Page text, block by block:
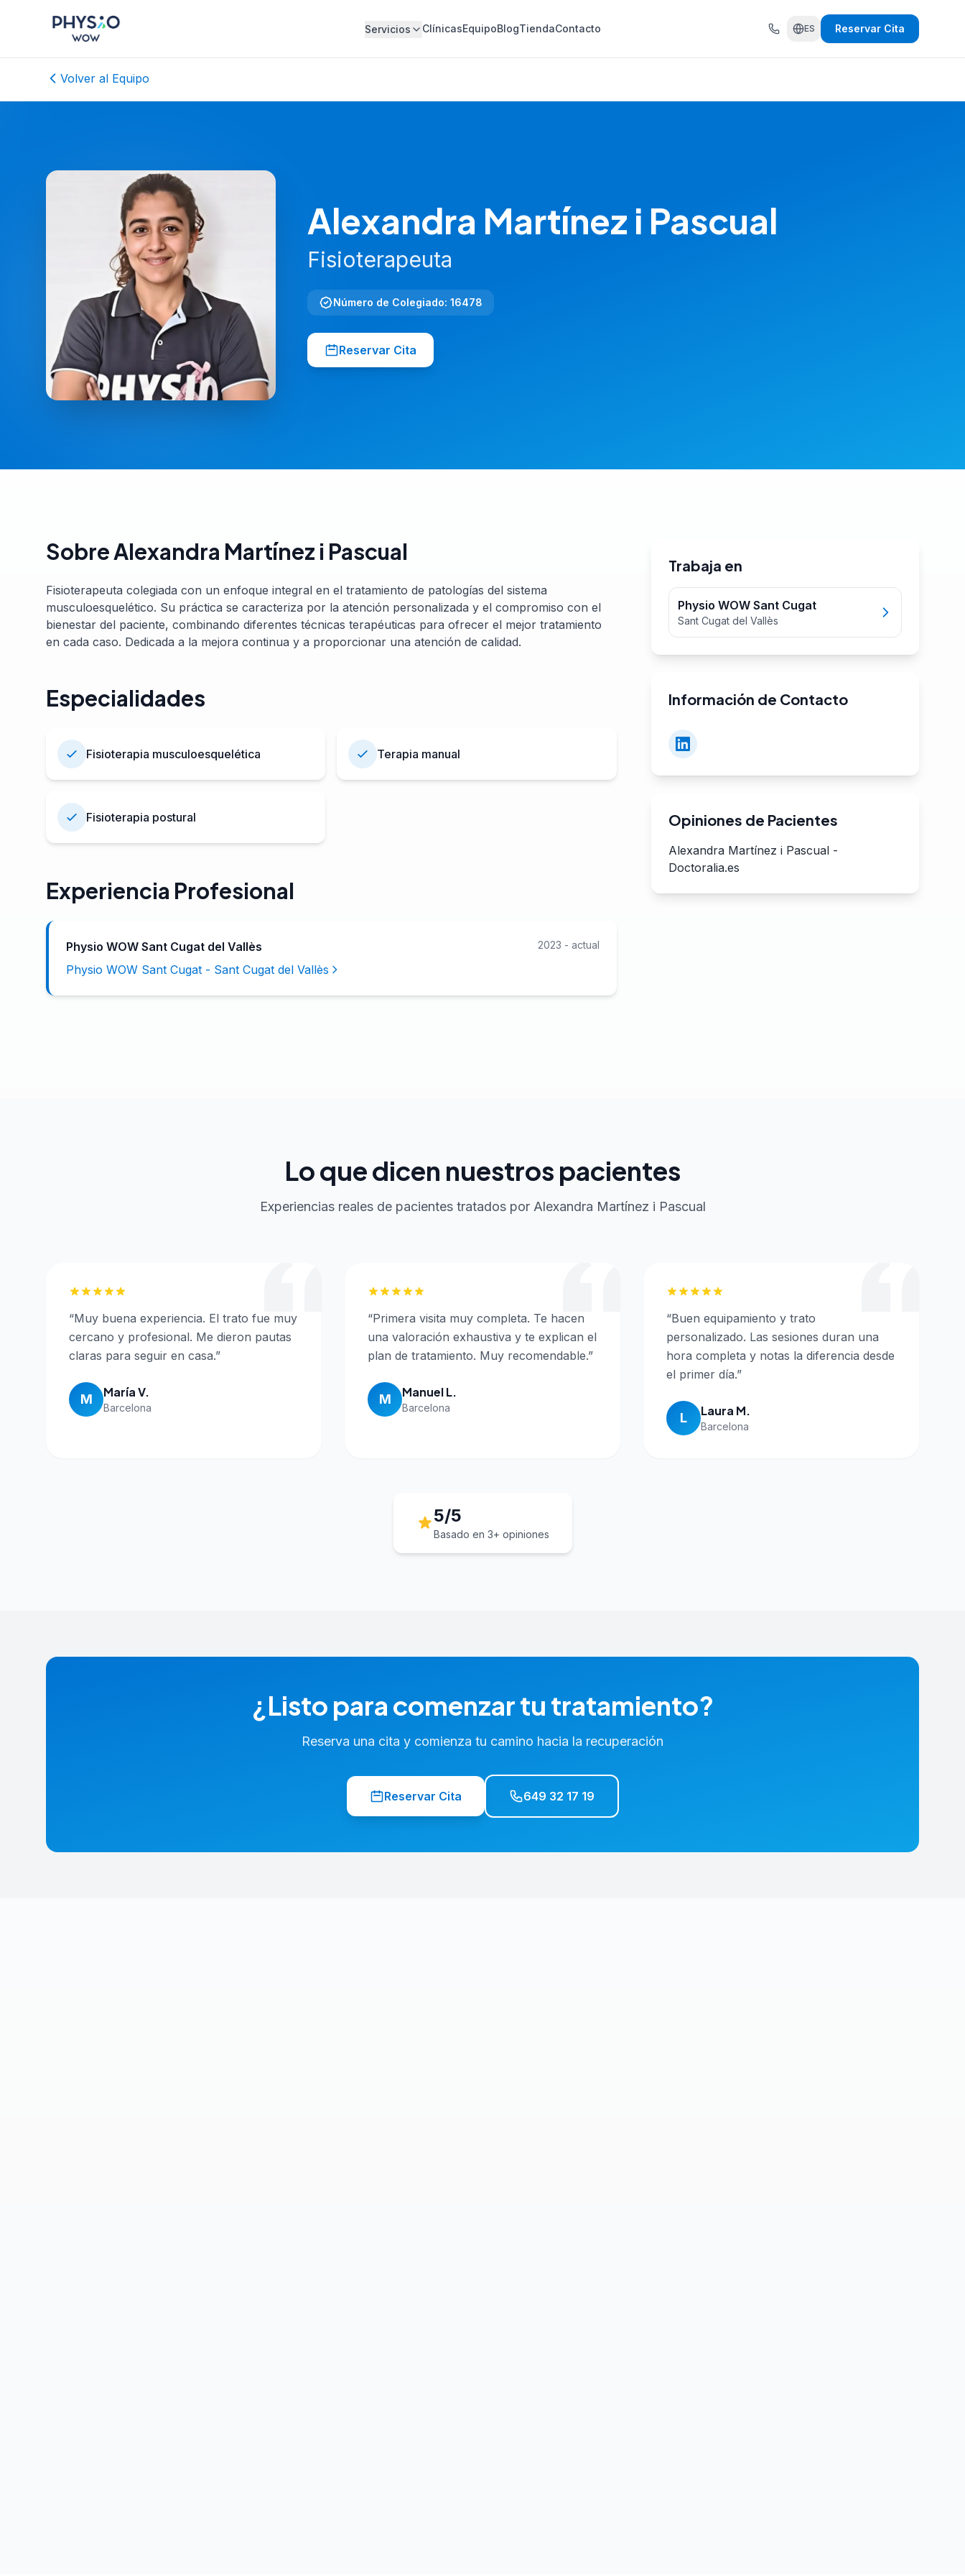
Physio WOW
Servicios ClínicasEquipoBlogTiendaContacto ES Reservar Cita
Volver al Equipo
Alexandra Martínez i Pascual
Fisioterapeuta
Número de Colegiado: 16478
Reservar Cita
SobreAlexandra Martínez i Pascual
Fisioterapeuta colegiada con un enfoque integral en el tratamiento de patologías del sistema
musculoesquelético. Su práctica se caracteriza por la atención personalizada y el compromiso con el
bienestar del paciente, combinando diferentes técnicas terapéuticas para ofrecer el mejor tratamiento
en cada caso. Dedicada a la mejora continua y a proporcionar una atención de calidad.
Especialidades
Fisioterapia musculoesquelética Terapia manual
Fisioterapia postural
Experiencia Profesional
Physio WOW Sant Cugat del Vallès 2023 - actual
Physio WOW Sant Cugat - Sant Cugat del Vallès
Trabaja en
Physio WOW Sant Cugat
Sant Cugat del Vallès
Información de Contacto
Opiniones de Pacientes
Alexandra Martínez i Pascual-
Doctoralia.es
Lo que dicen nuestros pacientes
Experiencias reales de pacientes tratados por Alexandra Martínez i Pascual
“Muy buena experiencia. El trato fue muy
cercano y profesional. Me dieron pautas
claras para seguir en casa.”
M María V.
Barcelona
“Primera visita muy completa. Te hacen
una valoración exhaustiva y te explican el
plan de tratamiento. Muy recomendable.”
M Manuel L.
Barcelona
“Buen equipamiento y trato
personalizado. Las sesiones duran una
hora completa y notas la diferencia desde
el primer día.”
L Laura M.
Barcelona
5/5
Basado en 3+ opiniones
¿Listo para comenzar tu tratamiento?
Reserva una cita y comienza tu camino hacia la recuperación
Reservar Cita 649 32 17 19